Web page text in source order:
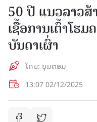
50 ປີ ແນວລາວສ້
ເຊື້ອການເຕົ້າໂຮ
ບັນດາເຜົ່າ
ໂດຍ: ບຸນຕອມ
13:07 02/12/2025